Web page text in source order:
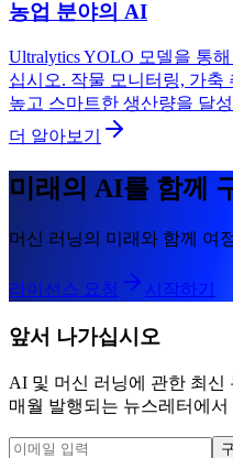
농업 분야의 AI
Ultralytics YOLO 모델을 통
십시오. 작물 모니터링, 가축
높고 스마트한 생산량을 달
더 알아보기
미래의 AI를 함께
머신 러닝의 미래와 함께 여
라이선스 요청 시작하기
앞서 나가십시오
AI 및 머신 러닝에 관한 최신
매월 발행되는 뉴스레터에